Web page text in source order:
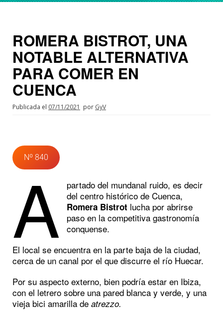
ROMERA BISTROT, UNA
NOTABLE ALTERNATIVA
PARA COMER EN
CUENCA
Publicada el 07/11/2021 por GyV
Nº 840
A
partado del mundanal ruido, es decir
del centro histórico de Cuenca,
Romera Bistrot lucha por abrirse
paso en la competitiva gastronomía
conquense.
El local se encuentra en la parte baja de la ciudad,
cerca de un canal por el que discurre el río Huecar.
Por su aspecto externo, bien podría estar en Ibiza,
con el letrero sobre una pared blanca y verde, y una
vieja bici amarilla de atrezzo.